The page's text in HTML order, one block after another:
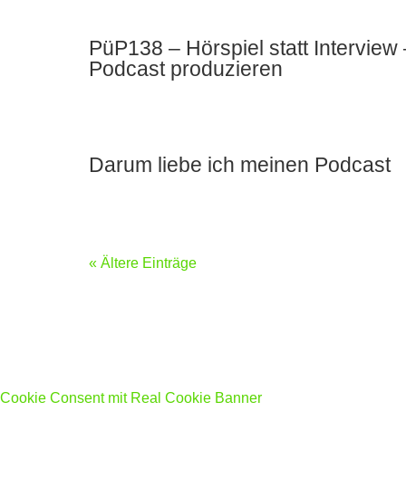
PüP138 – Hörspiel statt
Podcast produzieren
Darum liebe ich meinen Podcast
« Ältere Einträge
Cookie Consent mit Real Cookie Banner